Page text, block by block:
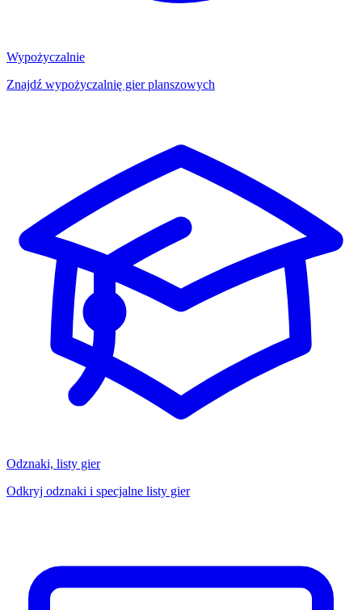
Wypożyczalnie
Znajdź wypożyczalnię gier planszowych
Odznaki, listy gier
Odkryj odznaki i specjalne listy gier